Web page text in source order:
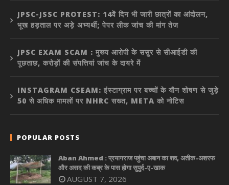
JPSC-JSSC PROTEST: 14वें दिन भी जारी छात्रों का आंदोलन,
भूख हड़ताल पर अड़े अभ्यर्थी; पेपर लीक जांच की मांग तेज
JPSC EXAM SCAM : मुख्य आरोपी के ससुर से सीआईडी की
पूछताछ, करोड़ों की संपत्तियां जांच के दायरे में
INSTAGRAM CSEAM: इंस्टाग्राम पर बच्चों के यौन शोषण से जुड़े
50 से अधिक मामलों पर NHRC सख्त, META को नोटिस
POPULAR POSTS
Aban Ahmed : प्रयागराज पहुंचा अबान का शव, अतीक-अशरफ
और असद की कब्र के पास होगा सुपुर्द-ए-खाक
AUGUST 7, 2026